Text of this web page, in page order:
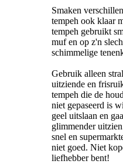
Smaken
tempeh ook klaar
tempeh gebruikt
muf en op z'n
schimmelige
Gebruik alleen
uitziende en
tempeh die de
niet gepaseerd is
geel uitslaan en
glimmender
snel en
niet goed. Niet
liefhebber bent!